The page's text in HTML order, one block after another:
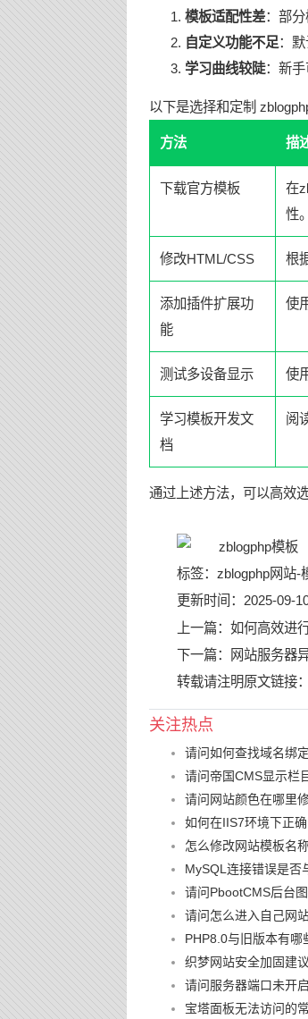
模板适配性差：部
自定义功能不足：
学习曲线较陡：新手
以下是选择和定制
方法 描
下载官方模板
在
性。
修改HTML/CSS 根
添加插件扩展功
能
使
测试多设备显示 使
学习模板开发文
档
阅
通过上述方法，可以高效
标签： zblogphp网站-
更新时间：2025-09-
上一篇： 如何高效进
下一篇：
网站服务器
转载请注明原文链接：
关注热点
请问如何查找域名绑
请问帝国CMS显示栏
请问网站颜色在哪里
如何在IIS7环境下正
怎么修改网站模板名
MySQL连接错误是否
请问PbootCMS后台
请问怎么进入自己网
PHP8.0与旧版本有哪
织梦网站安全加固建
请问服务器端口未开
宝塔面板无法访问的